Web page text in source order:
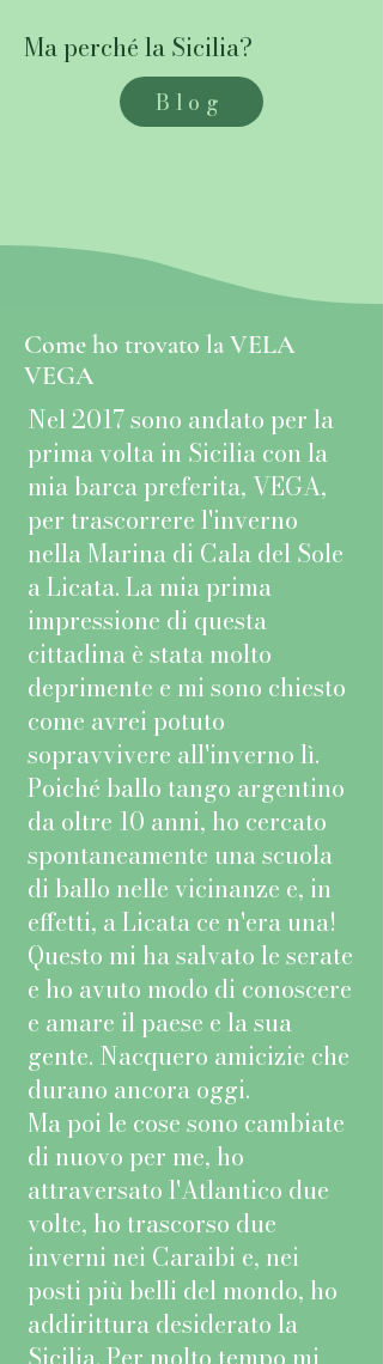
Ma perché la Sicilia?
Blog
Come ho trovato la VELA
VEGA
Nel 2017 sono andato per la
prima volta in Sicilia con la
mia barca preferita, VEGA,
per trascorrere l'inverno
nella Marina di Cala del Sole
a Licata. La mia prima
impressione di questa
cittadina è stata molto
deprimente e mi sono chiesto
come avrei potuto
sopravvivere all'inverno lì.
Poiché ballo tango argentino
da oltre 10 anni, ho cercato
spontaneamente una scuola
di ballo nelle vicinanze e, in
effetti, a Licata ce n'era una!
Questo mi ha salvato le serate
e ho avuto modo di conoscere
e amare il paese e la sua
gente. Nacquero amicizie che
durano ancora oggi.
Ma poi le cose sono cambiate
di nuovo per me, ho
attraversato l'Atlantico due
volte, ho trascorso due
inverni nei Caraibi e, nei
posti più belli del mondo, ho
addirittura desiderato la